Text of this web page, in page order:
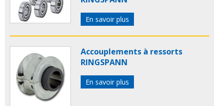
En savoir plus
Accouplements à ressorts
RINGSPANN
En savoir plus